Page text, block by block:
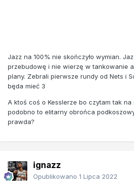
Jazz na 100% nie skończyło wymian.
przebudowę i nie wierzę w tankowanie
plany. Zebrali pierwsze rundy od Nets i
będa mieć 3
A ktoś coś o Kesslerze bo czytam tak
podobno to elitarny obrońca
prawda?
ignazz
Opublikowano 1 Lipca 2022